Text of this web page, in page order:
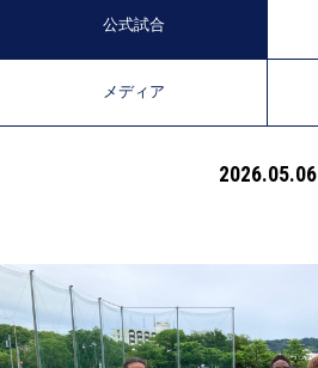
公式試合
メディア
2026.05.06